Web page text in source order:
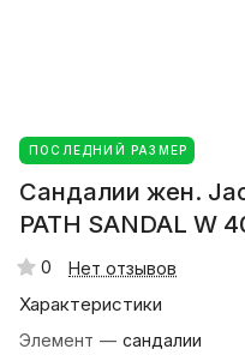
ПОСЛЕДНИЙ РАЗМЕР
Сандалии жен.
PATH SANDAL W
0 Нет отзывов
Характеристики
Элемент — сандалии